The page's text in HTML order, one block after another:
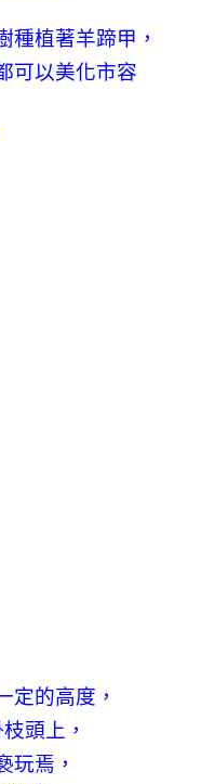
種植著羊蹄甲，
可以美化市容
定的高度，
頭上，
玩焉，